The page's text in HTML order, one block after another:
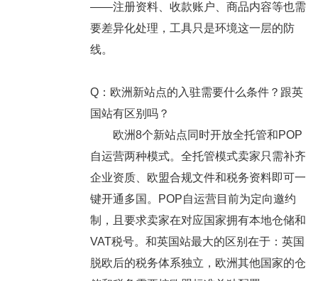
——注册资料、收款账户、商品内容等也需
要差异化处理，工具只是环境这一层的防
线。
Q：欧洲新站点的入驻需要什么条件？跟英
国站有区别吗？
欧洲8个新站点同时开放全托管和POP
自运营两种模式。全托管模式卖家只需补齐
企业资质、欧盟合规文件和税务资料即可一
键开通多国。POP自运营目前为定向邀约
制，且要求卖家在对应国家拥有本地仓储和
VAT税号。和英国站最大的区别在于：英国
脱欧后的税务体系独立，欧洲其他国家的仓